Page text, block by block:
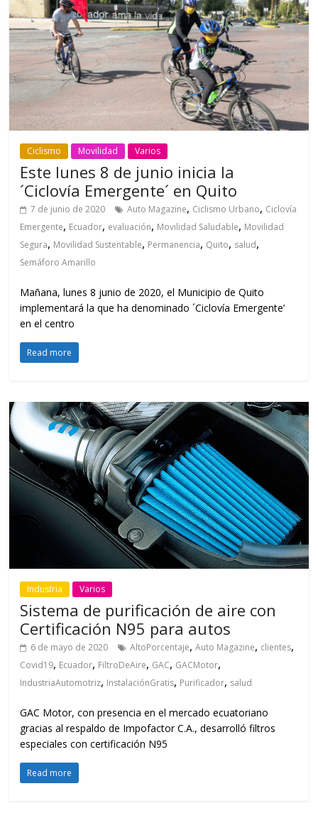
Ciclismo Movilidad Varios
Este lunes 8 de junio inicia la
´Ciclovía Emergente´ en Quito
7 de junio de 2020 Auto Magazine, Ciclismo Urbano, Ciclovía
Emergente, Ecuador, evaluación, Movilidad Saludable, Movilidad
Segura, Movilidad Sustentable, Permanencia, Quito, salud,
Semáforo Amarillo
Mañana, lunes 8 junio de 2020, el Municipio de Quito
implementará la que ha denominado ´Ciclovía Emergente’
en el centro
Read more
Industria Varios
Sistema de purificación de aire con
Certificación N95 para autos
6 de mayo de 2020 AltoPorcentaje,Auto Magazine, clientes,
Covid19, Ecuador, FiltroDeAire, GAC, GACMotor,
IndustriaAutomotriz, InstalaciónGratis, Purificador, salud
GAC Motor, con presencia en el mercado ecuatoriano
gracias al respaldo de Impofactor C.A., desarrolló filtros
especiales con certificación N95
Read more